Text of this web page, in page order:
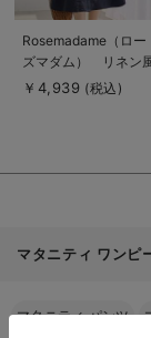
商
品
詳
を
Rosemadame（ロー
ズマダム） リネン
ドロストワンピース
￥4,939 (税込)
マタニティ ワンピ
マタニティ パンツ